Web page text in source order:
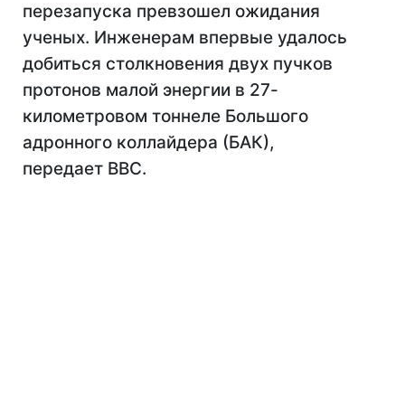
перезапуска превзошел ожидания
ученых. Инженерам впервые удалось
добиться столкновения двух пучков
протонов малой энергии в 27-
километровом тоннеле Большого
адронного коллайдера (БАК),
передает ВВС.